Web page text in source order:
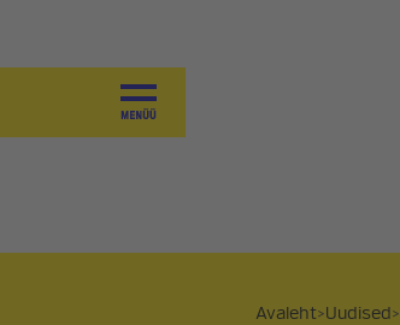
Avaleht>Uudised>